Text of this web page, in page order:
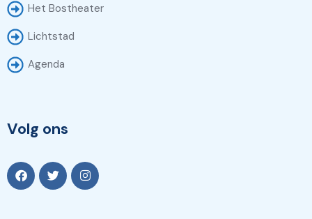
Het Bostheater
Lichtstad
Agenda
Volg ons